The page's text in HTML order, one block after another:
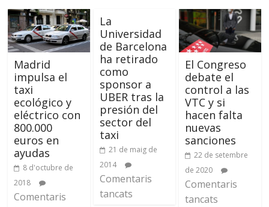
Madrid
impulsa el
taxi
ecológico y
eléctrico con
800.000
euros en
ayudas
8 d'octubre de
2018
Comentaris
La
Universidad
de Barcelona
ha retirado
como
sponsor a
UBER tras la
presión del
sector del
taxi
21 de maig de
2014
Comentaris
tancats
El Congreso
debate el
control a las
VTC y si
hacen falta
nuevas
sanciones
22 de setembre
de 2020
Comentaris
tancats